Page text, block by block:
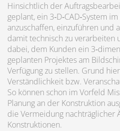
Hinsichtlich der
geplant, ein 3‐D‐CAD‐System
anzuschaffen, einzuführen und
damit technisch zu verarbeiten
dabei, dem Kunden ein
geplanten Projektes am
Verfügung zu stellen. Grund
Verständlichkeit bzw.
So können schon im Vorfeld
Planung an der Konstruktion
die Vermeidung nachträglicher
Konstruktionen.